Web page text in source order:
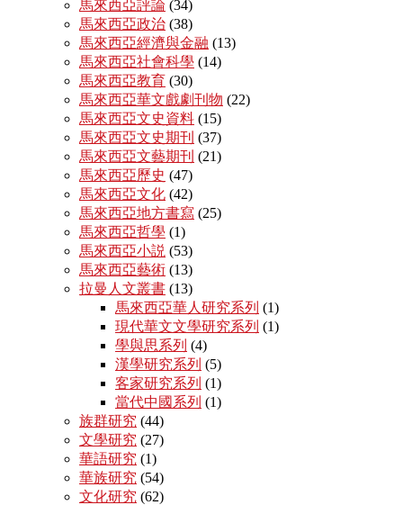
馬來西亞評論 (34)
馬來西亞政治 (38)
馬來西亞經濟與金融 (13)
馬來西亞社會科學 (14)
馬來西亞教育 (30)
馬來西亞華文戲劇刊物 (22)
馬來西亞文史資料 (15)
馬來西亞文史期刊 (37)
馬來西亞文藝期刊 (21)
馬來西亞歷史 (47)
馬來西亞文化 (42)
馬來西亞地方書寫 (25)
馬來西亞哲學 (1)
馬來西亞小説 (53)
馬來西亞藝術 (13)
拉曼人文叢書 (13)
馬來西亞華人研究系列 (1)
現代華文文學研究系列 (1)
學與思系列 (4)
漢學研究系列 (5)
客家研究系列 (1)
當代中國系列 (1)
族群研究 (44)
文學研究 (27)
華語研究 (1)
華族研究 (54)
文化研究 (62)